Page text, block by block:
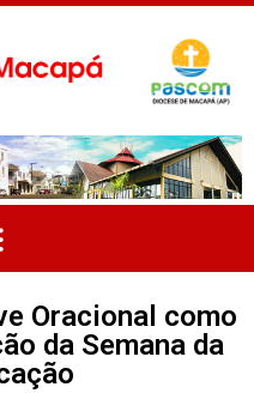
Oracional como
da Semana da